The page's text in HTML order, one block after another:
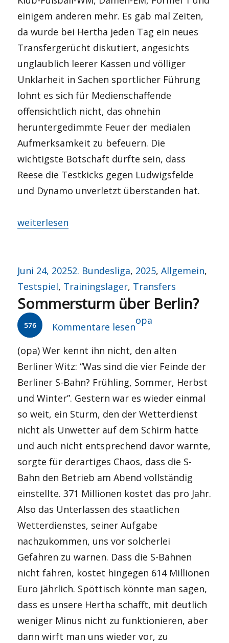
einigem anderen mehr. Es gab mal Zeiten,
da wurde bei Hertha jeden Tag ein neues
Transfergerücht diskutiert, angesichts
unglaublich leerer Kassen und völliger
Unklarheit in Sachen sportlicher Führung
lohnt es sich für Medienschaffende
offensichtlich nicht, das ohnehin
heruntergedimmte Feuer der medialen
Aufmerksamkeit zu befeuern. Die
wichtigste Botschaft dürfte sein, dass
Reese die Testkicks gegen Ludwigsfelde
und Dynamo unverletzt überstanden hat.
„Wie füllt man ein Sommerloch?“
weiterlesen
Veröffentlicht
am
Juni 24, 2025Kategorien
2. Bundesliga, 2025,Allgemein,
Testspiel, Trainingslager, Transfers
Sommersturm über Berlin?
576 Kommentare lesen
Autor
opa
(opa) Wer kennt ihn nicht, den alten
Berliner Witz: “Was sind die vier Feinde der
Berliner S-Bahn? Frühling, Sommer, Herbst
und Winter”. Gestern war es wieder einmal
so weit, ein Sturm, den der Wetterdienst
nicht als Unwetter auf dem Schirm hatte
und auch nicht entsprechend davor warnte,
sorgte für derartiges Chaos, dass die S-
Bahn den Betrieb am Abend vollständig
einstellte. 371 Millionen kostet das pro Jahr.
Also das Unterlassen des staatlichen
Wetterdienstes, seiner Aufgabe
nachzukommen, uns vor solcherlei
Gefahren zu warnen. Dass die S-Bahnen
nicht fahren, kostet hingegen 614 Millionen
Euro jährlich. Spöttisch könnte man sagen,
dass es unsere Hertha schafft, mit deutlich
weniger Minus nicht zu funktionieren, aber
dann wirft man uns wieder vor, zu